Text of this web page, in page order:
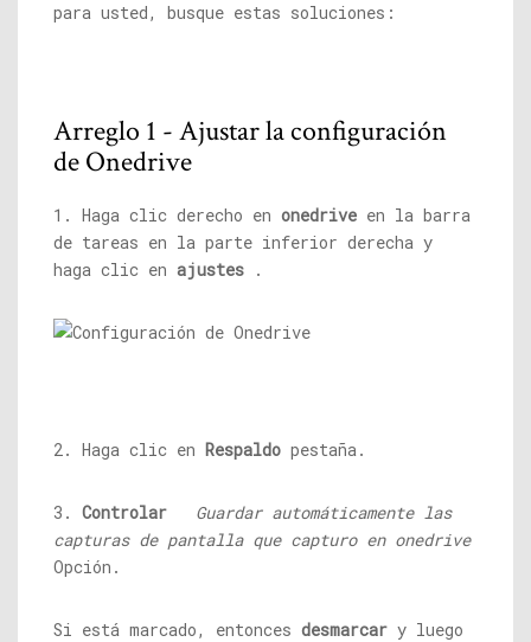
para usted, busque estas soluciones:
Arreglo 1 - Ajustar la configuración
de Onedrive
1. Haga clic derecho en onedrive en la barra
de tareas en la parte inferior derecha y
haga clic en ajustes .
2. Haga clic en Respaldo pestaña.
3. Controlar
Guardar automáticamente las
capturas de pantalla que capturo en onedrive
Opción.
Si está marcado, entonces desmarcar y luego